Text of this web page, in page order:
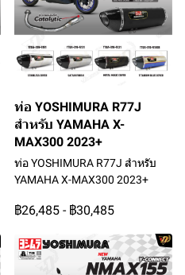
ท่อ YOSHIMURA R77J
สำหรับ YAMAHA X-
MAX300 2023+
ท่อ YOSHIMURA R77J สำหรับ
YAMAHA X-MAX300 2023+
฿26,485- ฿30,485